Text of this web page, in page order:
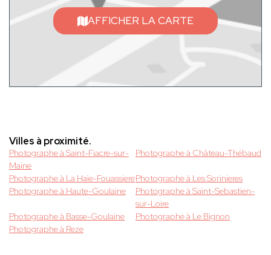
AFFICHER LA CARTE
Villes à proximité.
Photographe à Saint-Fiacre-sur-
Maine
Photographe à Château-Thébaud
Photographe à La Haie-FouassierePhotographe à Les Sorinieres
Photographe à Haute-Goulaine
Photographe à Saint-Sebastien-
sur-Loire
Photographe à Basse-Goulaine
Photographe à Le Bignon
Photographe à Reze